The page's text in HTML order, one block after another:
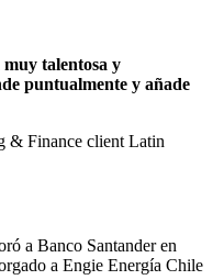
muy talentosa y
puntualmente y añade
& Finance client Latin
a Banco Santander en
a Engie Energía Chile